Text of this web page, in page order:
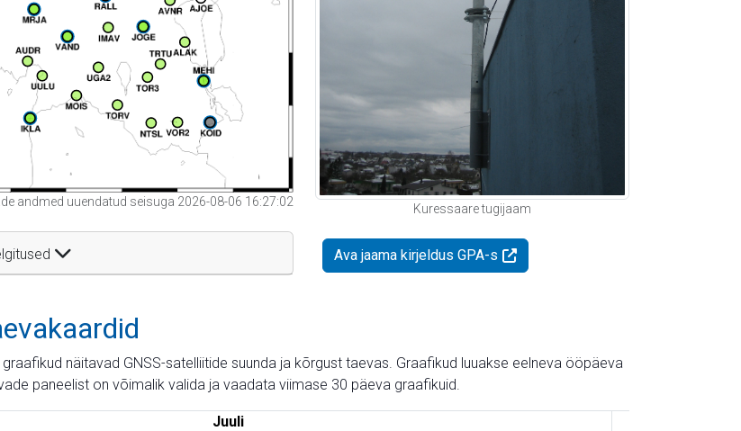
andmed uuendatud seisuga 2026-08-06 16:27:02
Kuressaare tugijaam
Ava jaama kirjeldus GPA-s
näitavad GNSS-satelliitide suunda ja kõrgust taevas. Graafikud luuakse eelneva ööpäeva
paneelist on võimalik valida ja vaadata viimase 30 päeva graafikuid.
Juuli